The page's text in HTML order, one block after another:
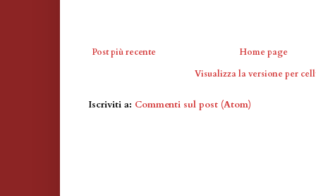
Post più recente
Home page
Visualizza la versione per
Iscriviti a: Commenti sul post (Atom)